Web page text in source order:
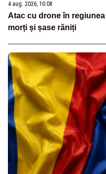
4 aug. 2026, 10:08
Atac cu drone în
morți și șase răniți